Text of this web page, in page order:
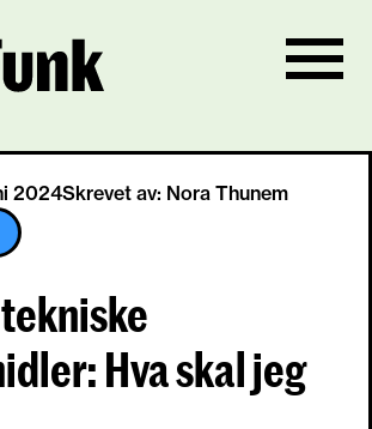
2024Skrevet av: Nora Thunem
Hva skal jeg